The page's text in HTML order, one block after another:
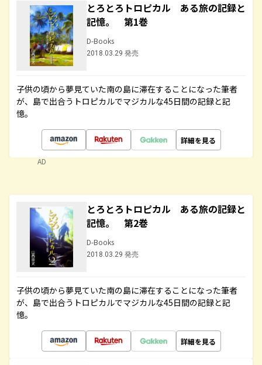
とろとろトロピカル ある旅の記録と
記憶。 第1巻
D-Books
2018.03.29 発売
子供の頃から夢見ていた南の島に滞在することになった筆者
が、島で出合うトロピカルでマジカルな45日間の記録と記
憶。
詳細を見る
AD
とろとろトロピカル ある旅の記録と
記憶。 第2巻
D-Books
2018.03.29 発売
子供の頃から夢見ていた南の島に滞在することになった筆者
が、島で出合うトロピカルでマジカルな45日間の記録と記
憶。
詳細を見る